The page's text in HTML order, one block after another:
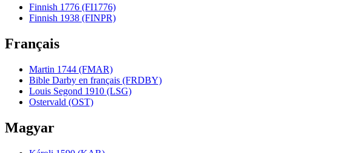
Finnish 1776 (FI1776)
Finnish 1938 (FINPR)
Français
Martin 1744 (FMAR)
Bible Darby en français (FRDBY)
Louis Segond 1910 (LSG)
Ostervald (OST)
Magyar